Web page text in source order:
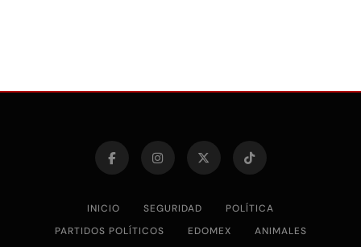
INICIO SEGURIDAD
POLÍTICA
PARTIDOS POLÍTICOS
EDOMEX ANIMALES